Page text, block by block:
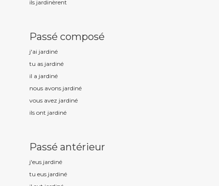
ils jardinèrent
Passé composé
j'ai jardiné
tu as jardiné
il a jardiné
nous avons jardiné
vous avez jardiné
ils ont jardiné
Passé antérieur
j'eus jardiné
tu eus jardiné